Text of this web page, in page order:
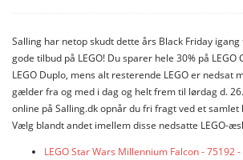
Salling har netop skudt dette års Black Friday
gode tilbud på LEGO! Du sparer hele 30% på LEGO
LEGO Duplo, mens alt resterende LEGO er nedsat
gælder fra og med i dag og helt frem til lørdag d.
online på Salling.dk opnår du fri fragt ved et samlet
Vælg blandt andet imellem disse nedsatte LEGO-
LEGO Star Wars Millennium Falcon - 75192 -